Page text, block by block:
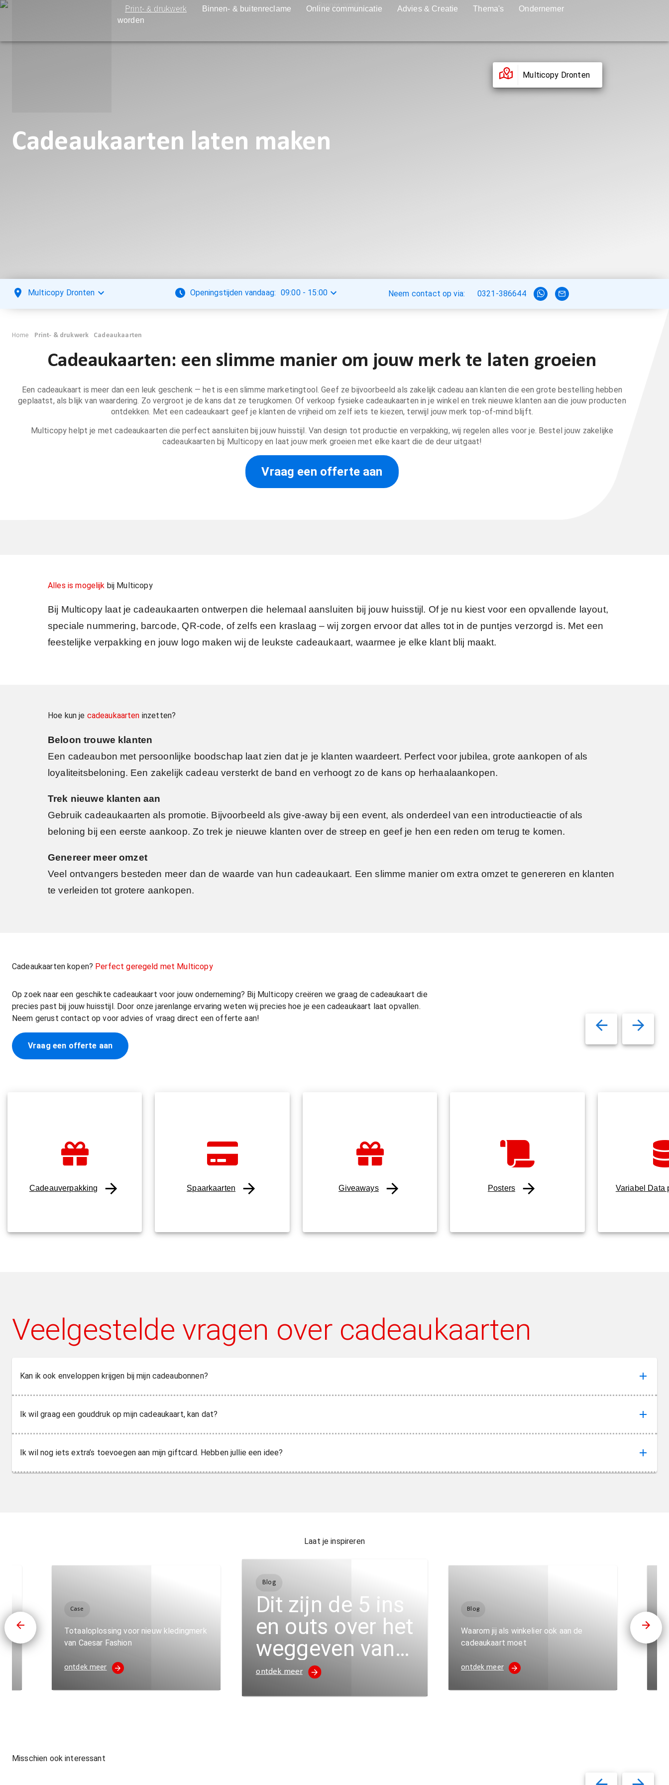
Print- & drukwerk Binnen- & buitenreclame Online communicatie Advies & Creatie Thema's
Ondernemer
worden
Multicopy Dronten
Cadeaukaarten laten maken
Multicopy Dronten Openingstijden vandaag: 09:00- 15:00 Neem contact op via: 0321-386644
Home Print- & drukwerk Cadeaukaarten
Cadeaukaarten: een slimme manier om jouw merk te laten groeien
Een cadeaukaart is meer dan een leuk geschenk — het is een slimme marketingtool. Geef ze bijvoorbeeld als zakelijk cadeau aan klanten die een grote bestelling hebben
geplaatst, als blijk van waardering. Zo vergroot je de kans dat ze terugkomen. Of verkoop fysieke cadeaukaarten in je winkel en trek nieuwe klanten aan die jouw producten
ontdekken. Met een cadeaukaart geef je klanten de vrijheid om zelf iets te kiezen, terwijl jouw merk top-of-mind blijft.
Multicopy helpt je met cadeaukaarten die perfect aansluiten bij jouw huisstijl. Van design tot productie en verpakking, wij regelen alles voor je. Bestel jouw zakelijke
cadeaukaarten bij Multicopy en laat jouw merk groeien met elke kaart die de deur uitgaat!
Vraag een offerte aan
Alles is mogelijk bij Multicopy
Bij Multicopy laat je cadeaukaarten ontwerpen die helemaal aansluiten bij jouw huisstijl. Of je nu kiest voor een opvallende layout,
speciale nummering, barcode, QR-code, of zelfs een kraslaag – wij zorgen ervoor dat alles tot in de puntjes verzorgd is. Met een
feestelijke verpakking en jouw logo maken wij de leukste cadeaukaart, waarmee je elke klant blij maakt.
Hoe kun je cadeaukaarten inzetten?
Beloon trouwe klanten
Een cadeaubon met persoonlijke boodschap laat zien dat je je klanten waardeert. Perfect voor jubilea, grote aankopen of als
loyaliteitsbeloning. Een zakelijk cadeau versterkt de band en verhoogt zo de kans op herhaalaankopen.
Trek nieuwe klanten aan
Gebruik cadeaukaarten als promotie. Bijvoorbeeld als give-away bij een event, als onderdeel van een introductieactie of als
beloning bij een eerste aankoop. Zo trek je nieuwe klanten over de streep en geef je hen een reden om terug te komen.
Genereer meer omzet
Veel ontvangers besteden meer dan de waarde van hun cadeaukaart. Een slimme manier om extra omzet te genereren en klanten
te verleiden tot grotere aankopen.
Cadeaukaarten kopen? Perfect geregeld met Multicopy
Op zoek naar een geschikte cadeaukaart voor jouw onderneming? Bij Multicopy creëren we graag de cadeaukaart die
precies past bij jouw huisstijl. Door onze jarenlange ervaring weten wij precies hoe je een cadeaukaart laat opvallen.
Neem gerust contact op voor advies of vraag direct een offerte aan!
Vraag een offerte aan
Cadeauverpakking Spaarkaarten Giveaways Posters Variabel Data
Veelgestelde vragen over cadeaukaarten
Kan ik ook enveloppen krijgen bij mijn cadeaubonnen?
Ik wil graag een gouddruk op mijn cadeaukaart, kan dat?
Ik wil nog iets extra’s toevoegen aan mijn giftcard. Hebben jullie een idee?
Laat je inspireren
Case
Totaaloplossing voor nieuw kledingmerk
van Caesar Fashion
ontdek meer
Blog
Dit zijn de 5 ins
en outs over het
weggeven van
cadeaus
ontdek meer
Blog
Waarom jij als winkelier ook aan de
cadeaukaart moet
ontdek meer
&
Misschien ook interessant